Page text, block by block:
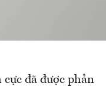
đã được phản